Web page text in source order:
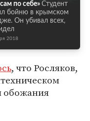
по себе» Студент
бойню в крымском
Он убивал всех,
2018
, что Росляков,
обожания